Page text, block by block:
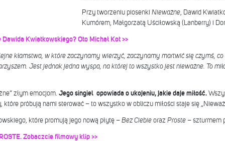
Przy tworzeniu piosenki Nieważne, Dawid
Kumórem, Małgorzatą Uściłowską (Lanberry) i
Kwiatkowskiego? Oto Michał Kot >>
kłamstwa, w które zaczynamy wierzyć, zaczynamy martwić się czymś,
Jest jednak jedna wyspa, na której to wszystko jest nieważne. To
złym emocjom. Jego singiel opowiada o ukojeniu, jakie daje miłość.
próbują nami sterować – to wszystko w obliczu miłości staje się
które promują jego nową płytę – Bez Ciebieoraz Proste – szturmem
Zobaczcie filmowy klip >>